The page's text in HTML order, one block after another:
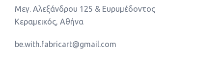
Μεγ. Αλεξάνδρου 125 & Ευρυμέδοντος
Κεραμεικός, Αθήνα
be.with.fabricart@gmail.com